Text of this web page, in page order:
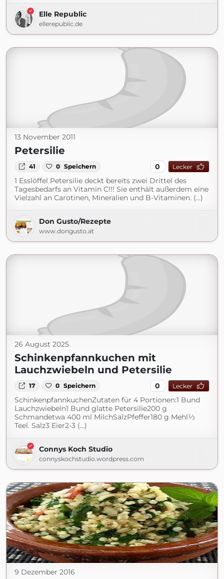
Elle Republic
ellerepublic.de
13 November 2011
Petersilie
41 0 Speichern 0 Lecker
1 Esslöffel Petersilie deckt bereits zwei Drittel des
Tagesbedarfs an Vitamin C!!! Sie enthält außerdem eine
Vielzahl an Carotinen, Mineralien und B-Vitaminen. (...)
Don Gusto/Rezepte
www.dongusto.at
26 August 2025
Schinkenpfannkuchen mit
Lauchzwiebeln und Petersilie
17 0 Speichern 0 Lecker
SchinkenpfannkuchenZutaten für 4 Portionen:1 Bund
Lauchzwiebeln1 Bund glatte Petersilie200 g
Schmandetwa 400 ml MilchSalzPfeffer180 g Mehl½
Teel. Salz3 Eier2-3 (...)
Connys Koch Studio
connyskochstudio.wordpress.com
9 Dezember 2016